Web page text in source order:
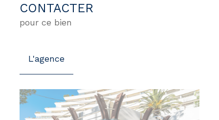
CONTACTER
pour ce bien
L'agence